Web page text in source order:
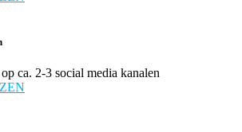
ca. 2-3 social media kanalen